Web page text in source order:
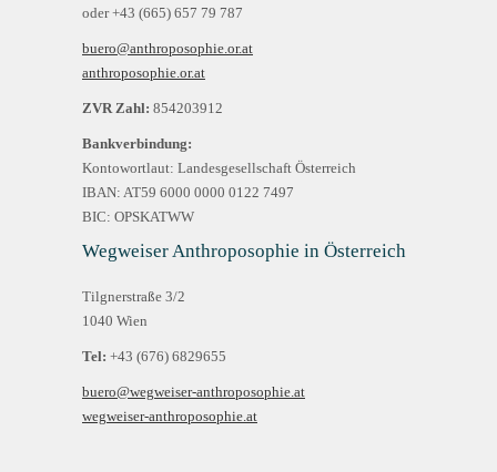
oder +43 (665) 657 79 787
buero@anthroposophie.or.at
anthroposophie.or.at
ZVR Zahl: 854203912
Bankverbindung:
Kontowortlaut: Landesgesellschaft Österreich
IBAN: AT59 6000 0000 0122 7497
BIC: OPSKATWW
Wegweiser Anthroposophie in Österreich
Tilgnerstraße 3/2
1040 Wien
Tel: +43 (676) 6829655
buero@wegweiser-anthroposophie.at
wegweiser-anthroposophie.at